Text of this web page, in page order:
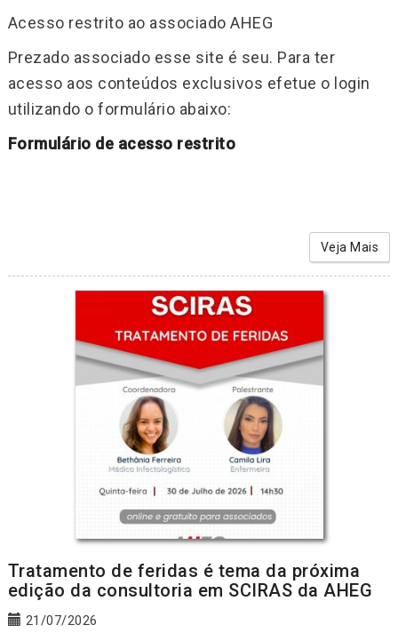
Acesso restrito ao associado AHEG
Prezado associado esse site é seu. Para ter
acesso aos conteúdos exclusivos efetue o login
utilizando o formulário abaixo:
Formulário de acesso restrito
Veja Mais
Tratamento de feridas é tema da próxima
edição da consultoria em SCIRAS da AHEG
21/07/2026